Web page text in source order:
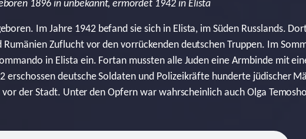
1896 in unbekannt, ermordet 1942 in Elista
Im Jahre 1942 befand sie sich in Elista, im Süden Russlands.
Rumänien Zuflucht vor den vorrückenden deutschen Truppen. Im
in Elista ein. Fortan mussten alle Juden eine Armbinde mit
erschossen deutsche Soldaten und Polizeikräfte hunderte jüdischer
der Stadt. Unter den Opfern war wahrscheinlich auch Olga